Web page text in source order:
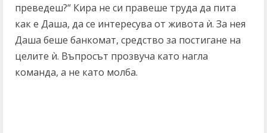
преведеш?“ Кира не си правеше труда да пита
как е Даша, да се интересува от живота ѝ. За нея
Даша беше банкомат, средство за постигане на
целите ѝ. Въпросът прозвуча като нагла
команда, а не като молба.